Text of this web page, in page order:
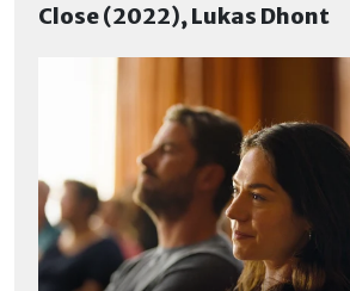
Close (2022), Lukas Dhont